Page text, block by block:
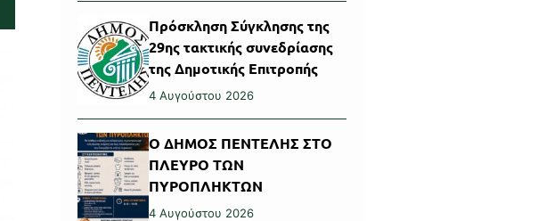
Πρόσκληση Σύγκλησης της
29ης τακτικής συνεδρίασης
της Δημοτικής Επιτροπής
4 Αυγούστου 2026
Ο ΔΗΜΟΣ ΠΕΝΤΕΛΗΣ ΣΤΟ
ΠΛΕΥΡΟ ΤΩΝ
ΠΥΡΟΠΛΗΚΤΩΝ
4 Αυγούστου 2026